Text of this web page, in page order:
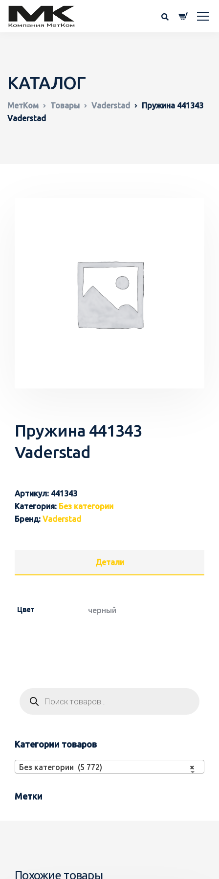
КАТАЛОГ
МетКом Товары Vaderstad
Пружина 441343
Vaderstad
Пружина 441343
Vaderstad
Артикул: 441343
Категория: Без категории
Бренд: Vaderstad
Детали
Цвет черный
Категории товаров
×
Без категории (5 772)
Метки
Похожие товары